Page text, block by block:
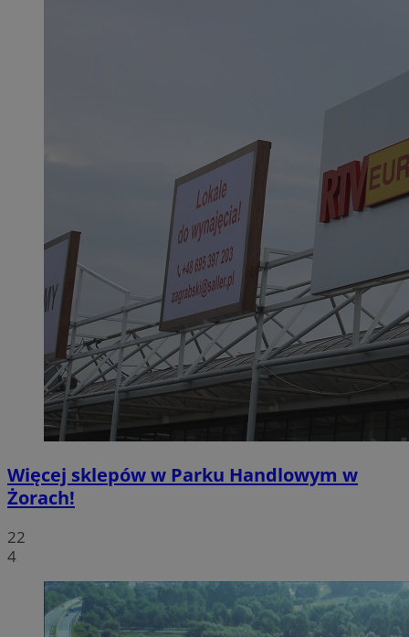
Więcej sklepów w Parku Handlowym w
Żorach!
22
4